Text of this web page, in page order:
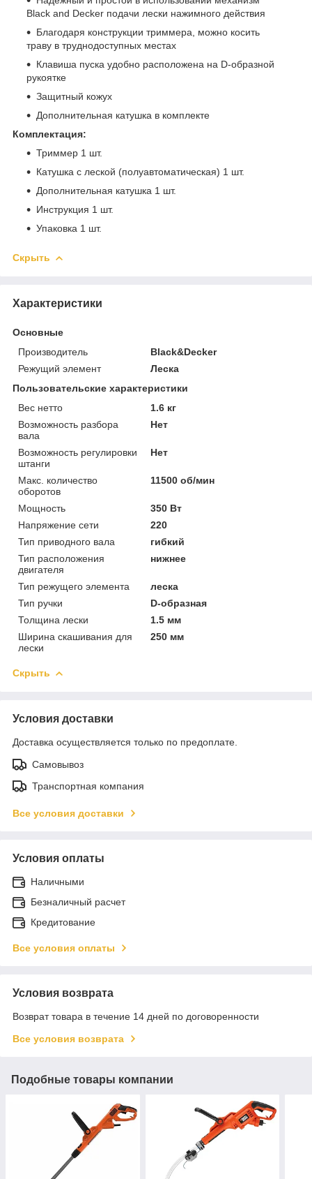
Black and Decker подачи лески нажимного действия
Благодаря конструкции триммера, можно косить
траву в труднодоступных местах
Клавиша пуска удобно расположена на D-образной
рукоятке
Защитный кожух
Дополнительная катушка в комплекте
Комплектация:
Триммер 1 шт.
Катушка с леской (полуавтоматическая) 1 шт.
Дополнительная катушка 1 шт.
Инструкция 1 шт.
Упаковка 1 шт.
Скрыть
Характеристики
Основные
Производитель
Black&Decker
Режущий элемент
Леска
Пользовательские характеристики
Вес нетто
1.6 кг
Возможность разбора
вала
Нет
Возможность регулировки
штанги
Нет
Макс. количество
оборотов
11500 об/мин
Мощность
350 Вт
Напряжение сети
220
Тип приводного вала
гибкий
Тип расположения
двигателя
нижнее
Тип режущего элемента
леска
Тип ручки
D-образная
Толщина лески
1.5 мм
Ширина скашивания для
лески
250 мм
Скрыть
Условия доставки
Доставка осуществляется только по предоплате.
Самовывоз
Транспортная компания
Все условия доставки
Условия оплаты
Наличными
Безналичный расчет
Кредитование
Все условия оплаты
Условия возврата
Возврат товара в течение 14 дней по договоренности
Все условия возврата
Подобные товары компании